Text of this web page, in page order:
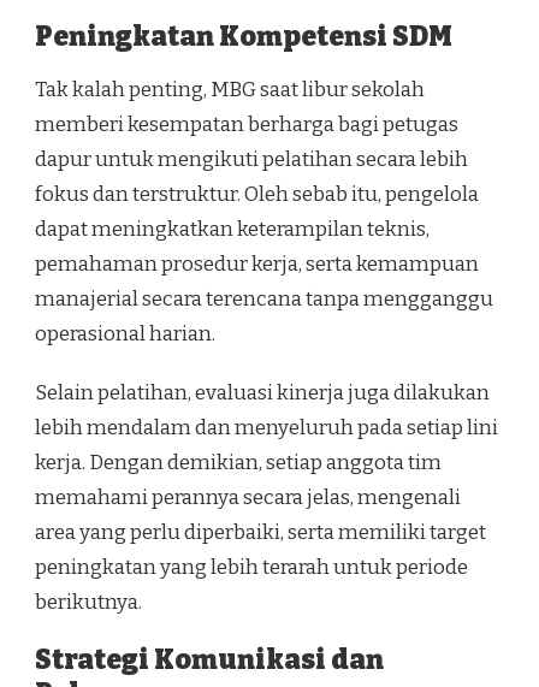
Peningkatan Kompetensi SDM
Tak kalah penting, MBG saat libur sekolah
memberi kesempatan berharga bagi petugas
dapur untuk mengikuti pelatihan secara lebih
fokus dan terstruktur. Oleh sebab itu, pengelola
dapat meningkatkan keterampilan teknis,
pemahaman prosedur kerja, serta kemampuan
manajerial secara terencana tanpa mengganggu
operasional harian.
Selain pelatihan, evaluasi kinerja juga dilakukan
lebih mendalam dan menyeluruh pada setiap lini
kerja. Dengan demikian, setiap anggota tim
memahami perannya secara jelas, mengenali
area yang perlu diperbaiki, serta memiliki target
peningkatan yang lebih terarah untuk periode
berikutnya.
Strategi Komunikasi dan